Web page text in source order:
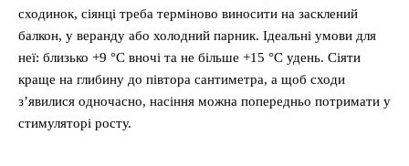
сходинок, сіянці треба терміново виносити на засклений
балкон, у веранду або холодний парник. Ідеальні умови для
неї: близько +9 °C вночі та не більше +15 °C удень. Сіяти
краще на глибину до півтора сантиметра, а щоб сходи
з’явилися одночасно, насіння можна попередньо потримати у
стимуляторі росту.